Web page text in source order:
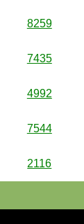
8259
7435
4992
7544
2116